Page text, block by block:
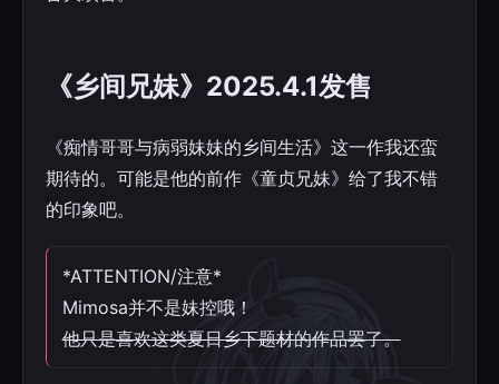
《乡间兄妹》2025.4.1发售
《痴情哥哥与病弱妹妹的乡间生活》这一作我还蛮
期待的。可能是他的前作《童贞兄妹》给了我不错
的印象吧。
*ATTENTION/注意*
Mimosa并不是妹控哦！
他只是喜欢这类夏日乡下题材的作品罢了。